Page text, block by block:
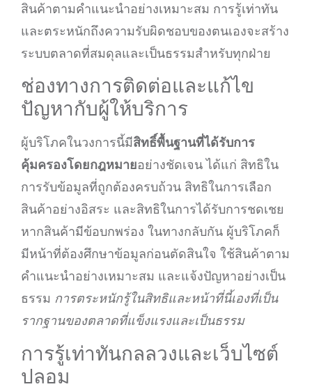
สินค้าตามคำแนะนำอย่างเหมาะสม การรู้เท่าทัน
และตระหนักถึงความรับผิดชอบของตนเองจะสร้าง
ระบบตลาดที่สมดุลและเป็นธรรมสำหรับทุกฝ่าย
ช่องทางการติดต่อและแก้ไข
ปัญหากับผู้ให้บริการ
ผู้บริโภคในวงการนี้มีสิทธิ์พื้นฐานที่ได้รับการ
คุ้มครองโดยกฎหมายอย่างชัดเจน ได้แก่ สิทธิใน
การรับข้อมูลที่ถูกต้องครบถ้วน สิทธิในการเลือก
สินค้าอย่างอิสระ และสิทธิในการได้รับการชดเชย
หากสินค้ามีข้อบกพร่อง ในทางกลับกัน ผู้บริโภคก็
มีหน้าที่ต้องศึกษาข้อมูลก่อนตัดสินใจ ใช้สินค้าตาม
คำแนะนำอย่างเหมาะสม และแจ้งปัญหาอย่างเป็น
ธรรม การตระหนักรู้ในสิทธิและหน้าที่นี้เองที่เป็น
รากฐานของตลาดที่แข็งแรงและเป็นธรรม
การรู้เท่าทันกลลวงและเว็บไซต์
ปลอม